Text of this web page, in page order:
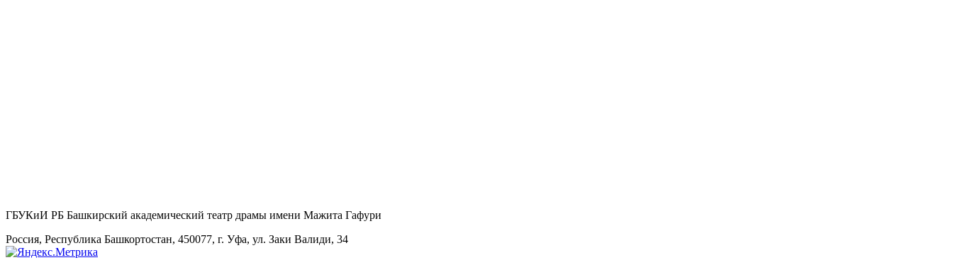
ГБУКиИ РБ Башкирский академический театр драмы имени Мажита Гафури
Россия, Республика Башкортостан, 450077, г. Уфа, ул. Заки Валиди, 34